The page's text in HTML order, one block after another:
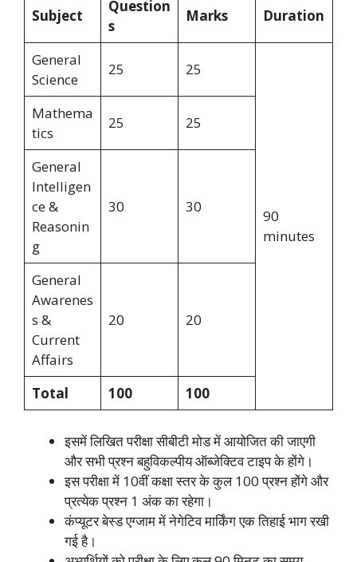
Subject
Question
s
Marks Duration
General
Science
25 25
90
minutes
Mathema
tics
25 25
General
Intelligen
ce &
Reasonin
g
30 30
General
Awarenes
s &
Current
Affairs
20 20
Total 100 100
इसमें लिखित परीक्षा सीबीटी मोड में आयोजित की जाएगी
और सभी प्रश्न बहुविकल्पीय ऑब्जेक्टिव टाइप के होंगे।
इस परीक्षा में 10वीं कक्षा स्तर के कुल 100 प्रश्न होंगे और
प्रत्येक प्रश्न 1 अंक का रहेगा।
कंप्यूटर बेस्ड एग्जाम में नेगेटिव मार्किंग एक तिहाई भाग रखी
गई है।